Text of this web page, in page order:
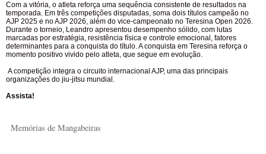
Com a vitória, o atleta reforça uma sequência consistente de resultados na
temporada. Em três competições disputadas, soma dois títulos campeão no
AJP 2025 e no AJP 2026, além do vice-campeonato no Teresina Open 2026.
Durante o torneio, Leandro apresentou desempenho sólido, com lutas
marcadas por estratégia, resistência física e controle emocional, fatores
determinantes para a conquista do título. A conquista em Teresina reforça o
momento positivo vivido pelo atleta, que segue em evolução.
A competição integra o circuito internacional AJP, uma das principais
organizações do jiu-jitsu mundial.
Assista!
Memórias de Mangabeiras